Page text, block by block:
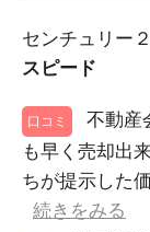
センチュリー
スピード
口コミ
不動産
も早く売却出
ちが提示した
続きをみる